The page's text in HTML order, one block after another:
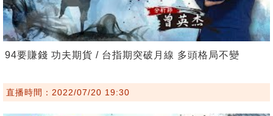
94要賺錢 功夫期貨 / 台指期突破月線 多頭格局不變
直播時間：2022/07/20 19:30